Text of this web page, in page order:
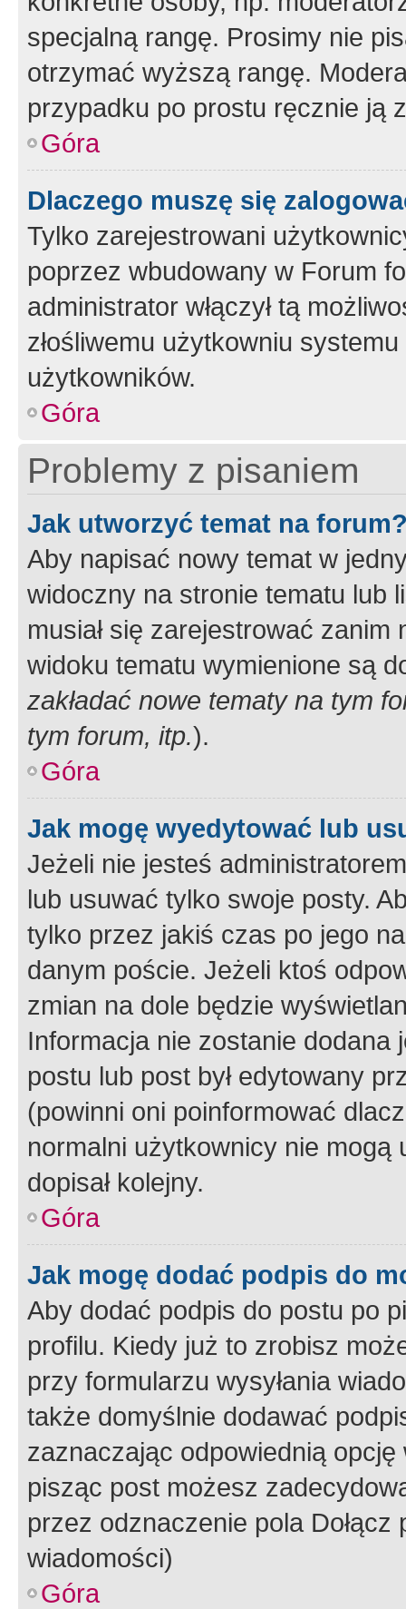
specjalną rangę. Prosimy nie
otrzymać wyższą rangę.
przypadku po prostu ręcznie ją
Góra
Dlaczego muszę się
Tylko zarejestrowani
poprzez wbudowany w Forum
administrator włączył tą
złośliwemu użytkowniu
użytkowników.
Góra
Problemy z pisaniem
Jak utworzyć temat na
Aby napisać nowy temat w
widoczny na stronie tematu lub
musiał się zarejestrować
widoku tematu wymienione są
zakładać nowe tematy na tym
tym forum, itp.).
Góra
Jak mogę wyedytować lub
Jeżeli nie jesteś
lub usuwać tylko swoje posty.
tylko przez jakiś czas po jego
danym poście. Jeżeli ktoś
zmian na dole będzie
Informacja nie zostanie dodana
postu lub post był edytowany
(powinni oni poinformować
normalni użytkownicy nie
dopisał kolejny.
Góra
Jak mogę dodać podpis do
Aby dodać podpis do postu po
profilu. Kiedy już to zrobisz
przy formularzu wysyłania
także domyślnie dodawać
zaznaczając odpowiednią
pisząc post możesz
przez odznaczenie pola
wiadomości)
Góra